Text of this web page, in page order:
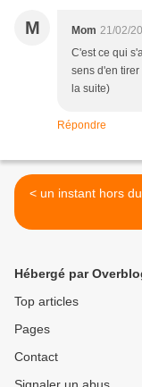
M Mom 21/02/
C'est ce qui
sens d'en
la suite)
Répondre
< un instant hors
Hébergé par
Top articles
Pages
Contact